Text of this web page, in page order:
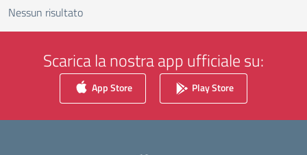
Nessun risultato
Scarica la nostra app ufficiale su:
App Store Play Store